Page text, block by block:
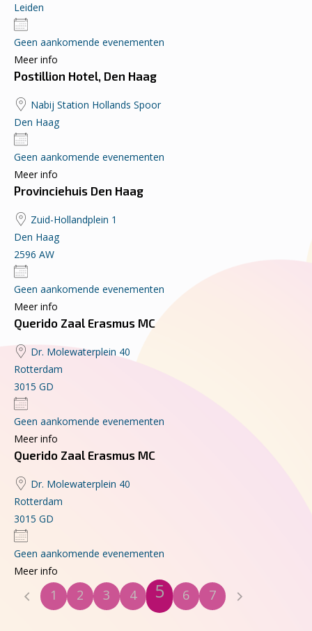
Leiden
Geen aankomende evenementen
Meer info
Postillion Hotel, Den Haag
Nabij Station Hollands Spoor
Den Haag
Geen aankomende evenementen
Meer info
Provinciehuis Den Haag
Zuid-Hollandplein 1
Den Haag
2596 AW
Geen aankomende evenementen
Meer info
Querido Zaal Erasmus MC
Dr. Molewaterplein 40
Rotterdam
3015 GD
Geen aankomende evenementen
Meer info
Querido Zaal Erasmus MC
Dr. Molewaterplein 40
Rotterdam
3015 GD
Geen aankomende evenementen
Meer info
1 2 3 4 5 6 7